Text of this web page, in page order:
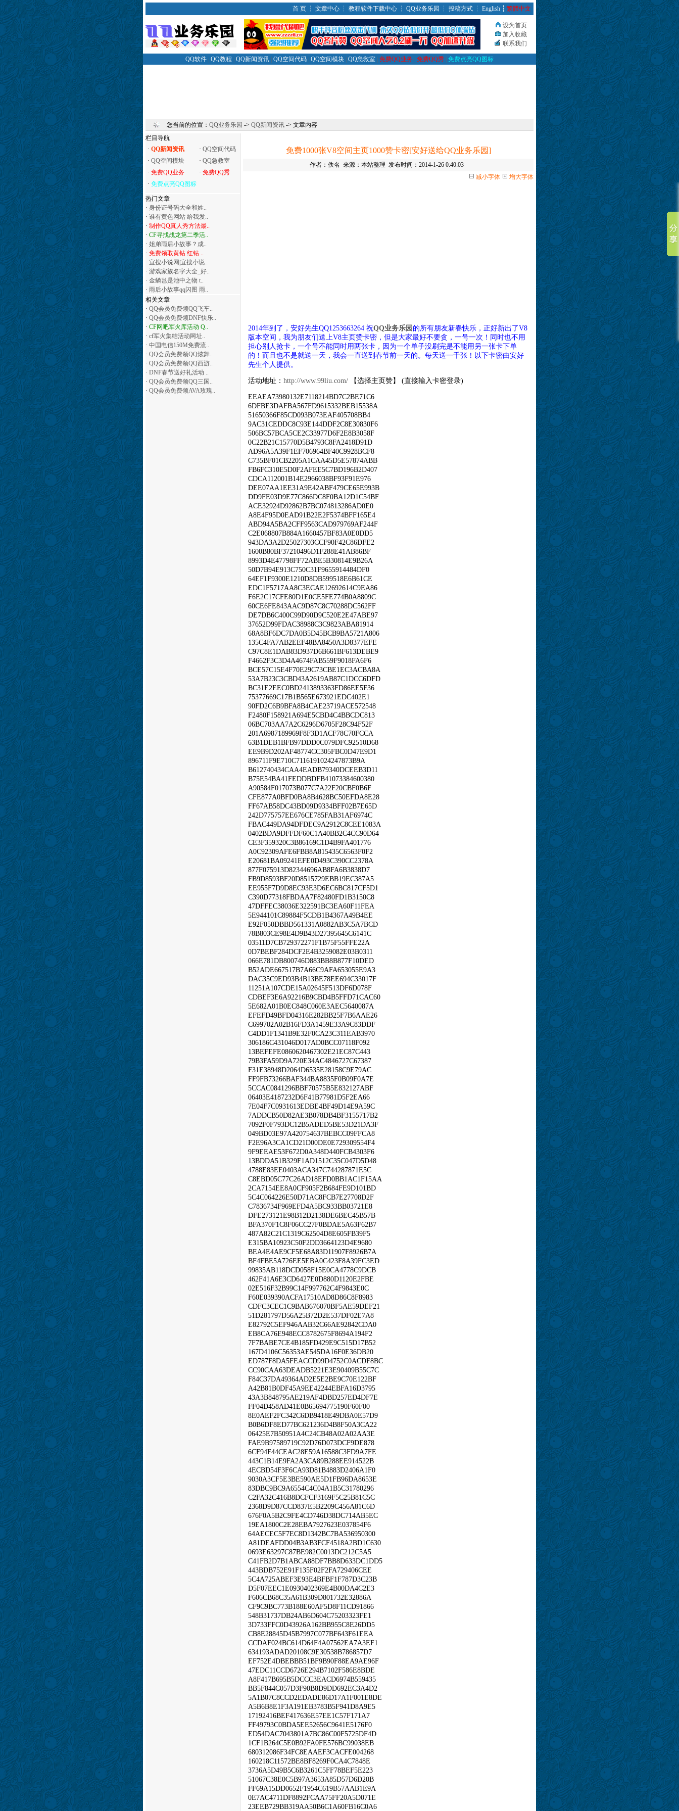
首 页 ┆ 文章中心 ┆ 教程软件下载中心 ┆ QQ业务乐园 ┆ 投稿方式 ┆ English ┆ 繁體中文
设为首页
加入收藏
联系我们
QQ软件 QQ教程 QQ新闻资讯 QQ空间代码 QQ空间模块 QQ急救室 免费QQ业务 免费QQ秀 免费点亮QQ图标
您当前的位置： QQ业务乐园 -> QQ新闻资讯 -> 文章内容
栏目导航
· QQ新闻资讯 · QQ空间代码
· QQ空间模块 · QQ急救室
· 免费QQ业务 · 免费QQ秀
· 免费点亮QQ图标
热门文章
· 身份证号码大全和姓..
· 谁有黄色网站 给我发..
· 制作QQ真人秀方法最..
· CF寻找战龙第二季活..
· 姐弟雨后小故事？成..
· 免费领取黄钻 红钻 ..
· 宜搜小说网|宜搜小说..
· 游戏家族名字大全_好..
· 金鳞岂是池中之物 t..
· 雨后小故事qq闪图 雨..
相关文章
· QQ会员免费领QQ飞车..
· QQ会员免费领DNF快乐..
· CF网吧军火库活动 Q..
· cf军火集结活动网址..
· 中国电信150M免费流..
· QQ会员免费领QQ炫舞..
· QQ会员免费领QQ西游..
· DNF春节送好礼活动 ..
· QQ会员免费领QQ三国..
· QQ会员免费领AVA玫瑰..
免费1000张V8空间主页1000赞卡密[安好送给QQ业务乐园]
作者：佚名 来源：本站整理 发布时间：2014-1-26 0:40:03
减小字体
增大字体
2014年到了，安好先生QQ1253663264 祝QQ业务乐园 的所有朋友新春快乐，正好新出了V8
版本空间，我为朋友们送上V8主页赞卡密，但是大家最好不要贪，一号一次！同时也不用
担心别人抢卡，一个号不能同时用两张卡，因为一个单子没刷完是不能用另一张卡下单
的！而且也不是就送一天，我会一直送到春节前一天的。每天送一千张！以下卡密由安好
先生个人提供。
活动地址： http://www.99liu.com/ 【选择主页赞】 (直接输入卡密登录)
EEAEA73980132E7118214BD7C2BE71C6
6DFBE3DAFBA567FD9615332BEB15538A
51650366F85CD093B073EAF405708BB4
9AC31CEDDC8C93E144DDF2C8E30830F6
506BC57BCA5CE2C33977D6F2E8B3058F
0C22B21C15770D5B4793C8FA2418D91D
AD96A5A39F1EF706964BF40C9928BCF8
C735BF01CB2205A1CAA45D5E57874ABB
FB6FC310E5D0F2AFEE5C7BD196B2D407
CDCA112001B14E2966038BF93F91E976
DEE07AA1EE31A9E42ABF479CE65E993B
DD9FE03D9E77C866DC8F0BA12D1C54BF
ACE32924D92862B7BC074813286AD0E0
A8E4F95D0EAD91B22E2F5374BFF165E4
ABD94A5BA2CFF9563CAD979769AF244F
C2E068807B884A1660457BF83A0E0DD5
943DA3A2D25027303CCF90F42C86DFE2
1600B80BF37210496D1F288E41AB86BF
8993D4E47798FF72ABE5B30814E9B26A
50D7B94E913C750C31F9655914484DF0
64EF1F9300E1210D8DB599518E6B61CE
EDC1F5717AA8C3ECAE12692614C9EA86
F6E2C17CFE80D1E0CE5FE774B0A8809C
60CE6FE843AAC9D87C8C70288DC562FF
DE7DB6C400C99D90D9C520E2E47ABE97
37652D99FDAC38988C3C9823ABA81914
68A8BF6DC7DA0B5D45BCB9BA5721A806
135C4FA7AB2EEF48BA8450A3D8377EFE
C97C8E1DAB83D937D6B661BF613DEBE9
F4662F3C3D4A4674FAB559F9018FA6F6
BCE57C15E4F70E29C73CBE1EC3ACBA8A
53A7B23C3CBD43A2619AB87C1DCC6DFD
BC31E2EEC0BD2413893363FD86EE5F36
75377669C17B1B565E673921EDC402E1
90FD2C6B9BFA8B4CAE23719ACE572548
F2480F158921A694E5CBD4C4BBCDC813
06BC703AA7A2C6296D6705F28C94F52F
201A6987189969F8F3D1ACF78C70FCCA
63B1DEB1BFB97DDD0C079DFC92510D68
EE9B9D202AF48774CC305FBC0D47E9D1
896711F9E710C7116191024247873B9A
B612740434CAA4EADB79340DCEEB3D11
B75E54BA41FEDDBDFB41073384600380
A90584F017073B077C7A22F20CBF0B6F
CFE877A0BFD0BA8B4628BC50EFDA8E28
FF67AB58DC43BD09D9334BFF02B7E65D
242D775757EE676CE785FAB31AF6974C
FBAC449DA94DFDEC9A2912C8CEE1083A
0402BDA9DFFDF60C1A40BB2C4CC90D64
CE3F359320C3B86169C1D4B9FA401776
A0C92309AFE6FBB8A815435C6563F0F2
E20681BA09241EFE0D493C390CC2378A
877F075913D82344696AB8FA6B3838D7
FB9D8593BF20D8515729EBB19EC387A5
EE955F7D9D8EC93E3D6EC6BC817CF5D1
C390D77318FBDAA7F82480FD1B3150C8
47DFFEC38036E322591BC3EA60F11FEA
5E944101C89884F5CDB1B4367A49B4EE
E92F050DBBD561331A0882AB3C5A7BCD
78B803CE98E4D9B43D27395645C6141C
03511D7CB729372271F1B75F55FFE22A
0D7BEBF284DCF2E4B3259082E03B0311
066E781DB800746D883BB8B877F10DED
B52ADE667517B7A66C9AFA653055E9A3
DAC35C9ED93B4B13BE78EE694C33017F
11251A107CDE15A02645F513DF6D078F
CDBEF3E6A92216B9CBD4B5FFD71CAC60
5E682A01B0EC848C060E3AEC5640087A
EFEFD49BFD04316E282BB25F7B6AAE26
C699702A02B16FD3A1459E33A9C83DDF
C4DD1F1341B9E32F0CA23C311EAB3970
306186C431046D017AD0BCC07118F092
13BEFEFE0860620467302E21EC87C443
79B3FA59D9A720E34AC4846727C67387
F31E38948D2064D6535E28158C9E79AC
FF9FB73266BAF344BA8835F0B09F0A7E
5CCAC0841296BBF70575B5E832127ABF
06403E4187232D6F41B77981D5F2EA66
7E04F7C0931613EDBE4BF49D14E9A59C
7ADDCB50D82AE3B078DB4BF3155717B2
7092F0F793DC12B5ADED5BE53D21DA3F
049BD03E97A420754637BEBCC09FFCA8
F2E96A3CA1CD21D00DE0E729309554F4
9F9EEAE53F672D0A348D440FCB4303F6
13BDDA51B329F1AD1512C35C047D5D48
4788E83EE0403ACA347C744287871E5C
C8EBD05C77C26AD18EFD0BB1AC1F15AA
2CA7154EE8A0CF905F2B684FE9D101BD
5C4C064226E50D71AC8FCB7E27708D2F
C7836734F969EFD4A5BC933BB03721E8
DFE273121E98B12D2138DE6BEC45B57B
BFA370F1C8F06CC27F0BDAE5A63F62B7
487A82C21C1319C62504D8E605FB39F5
E315BA10923C50F2DD3664123D4E9680
BEA4E4AE9CF5E68A83D11907F8926B7A
BF4FBE5A726EE5EBA0C423F8A39FC3ED
99835AB118DCD058F15E0CA4778C9DCB
462F41A6E3CD6427E0D880D1120E2FBE
02E516F32B99C14F997762C4F9843E0C
F60E039390ACFA17510AD8D86C8F8983
CDFC3CEC1C9BAB676070BF5AE59DEF21
51D281797D56A25B72D2E537DF02E7A8
E82792C5EF946AAB32C66AE92842CDA0
EB8CA76E948ECC8782675F8694A194F2
7F7BABE7CE4B185FD429E9C515D17B52
167D4106C56353AE545DA16F0E36DB20
ED787F8DA5FEACCD99D4752C0ACDF8BC
CC90CAA63DEADB5221E3E90409B55C7C
F84C37DA49364AD2E5E2BE9C70E122BF
A42B81B0DF45A9EE42244EBFA16D3795
43A3B848795AE219AF4DBD257ED4DF7E
FF04D458AD41E0B65694775190F60F00
8E0AEF2FC342C6DB9418E49DBA0E57D9
B0B6DF8ED77BC621236D4B8F50A3CA22
06425E7B50951A4C24CB48A02A02AA3E
FAE9B97589719C92D76D073DCF9DE878
6CF94F44CEAC28E59A16588C3FD9A7FE
443C1B14E9FA2A3CA89B288EE914522B
4ECBD54F3F6CA93D81B4883D2406A1F0
9030A3CF5E3BE590AE5D1FB96DA8653E
83DBC9BC9A6554C4C04A1B5C31780296
C2FA32C416B8DCFCF3169F5C25B81C5C
2368D9D87CCD837E5B2209C456A81C6D
676F0A5B2C9FE4CD746D38DC714AB5EC
19EA1800C2E28EBA7927623E037854F6
64AECEC5F7EC8D1342BC7BA536950300
A81DEAFDD04B3AB3FCF4518A2BD1C630
0693E63297C87BE982C0013DC212C5A5
C41FB2D7B1ABCA88DF7BB8D633DC1DD5
443BDB752E91F135F02F2FA729406CEE
5C4A725ABEF3E93E4BFBF1F787D3C23B
D5F07EEC1E0930402369E4B00DA4C2E3
F606CB68C35A61B309D801732E32886A
CF9C9BC773B188E60AF5D8F11CD91866
548B31737DB24AB6D604C75203323FE1
3D733FFC0D43926A162BB955C8E26DD5
CB8E28845D45B7997C077BF643F61EEA
CCDAF024BC614D64F4A07562EA7A3EF1
634193ADAD20108C9E30538B786857D7
EF752E4DBEBBB51BF9B90F88EA9AE96F
47EDC11CCD6726E294B7102F586E8BDE
A8F417B695B5DCCC3EACD6974B559435
BB5F844C057D3F90B8D9DD692EC3A4D2
5A1B07C8CCD2EDADE86D17A1F001E8DE
A5B6B8E1F3A191EB3783B5F941D8A9E5
17192416BEF417636E57EE1C57F171A7
FF49793C0BDA5EE52656C9641E5176F0
ED54DAC7043801A7BC86C00F5725DF4D
1CF1B264C5E0B92FA0FE576BC99038EB
680312086F34FC8EAAEF3CACFE004268
160218C11572BE8BF8269F0CA4C7848E
3736A5D49B5C6B3261C5FF78BEF5E223
51067C38E0C5B97A3653A85D57D6D20B
FF69A15DD0652F1954C619B57AAB1E9A
0E7AC4711DF8892FCAA75FF20A5D071E
23EEB729BB319AA50B6C1A60FB16C0A6